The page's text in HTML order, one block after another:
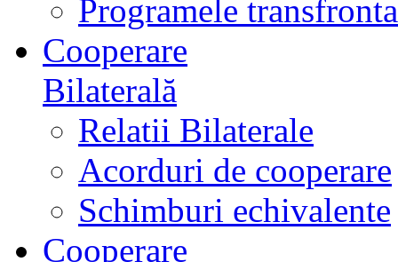
Programele
Cooperare
Bilaterală
Relatii Bilaterale
Acorduri de cooperare
Schimburi echivalente
Cooperare